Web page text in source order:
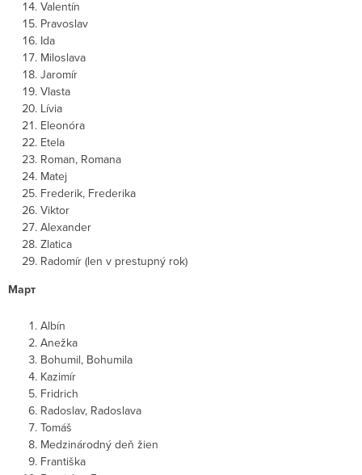
Valentín
Pravoslav
Ida
Miloslava
Jaromír
Vlasta
Lívia
Eleonóra
Etela
Roman, Romana
Matej
Frederik, Frederika
Viktor
Alexander
Zlatica
Radomír (len v prestupný rok)
Март
Albín
Anežka
Bohumil, Bohumila
Kazimír
Fridrich
Radoslav, Radoslava
Tomáš
Medzinárodný deň žien
Františka